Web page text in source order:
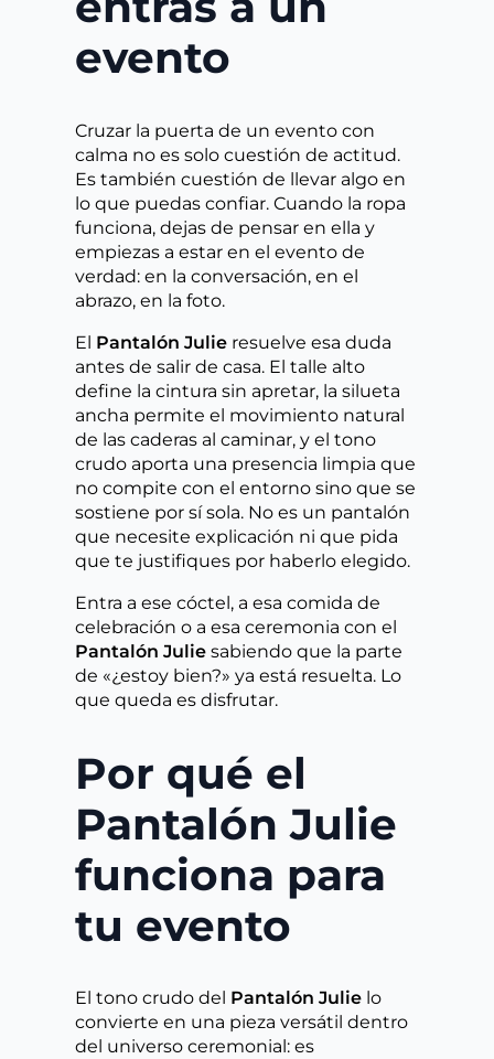
evento
Cruzar la puerta de un evento con
calma no es solo cuestión de actitud.
Es también cuestión de llevar algo en
lo que puedas confiar. Cuando la ropa
funciona, dejas de pensar en ella y
empiezas a estar en el evento de
verdad: en la conversación, en el
abrazo, en la foto.
El Pantalón Julie resuelve esa duda
antes de salir de casa. El talle alto
define la cintura sin apretar, la silueta
ancha permite el movimiento natural
de las caderas al caminar, y el tono
crudo aporta una presencia limpia que
no compite con el entorno sino que se
sostiene por sí sola. No es un pantalón
que necesite explicación ni que pida
que te justifiques por haberlo elegido.
Entra a ese cóctel, a esa comida de
celebración o a esa ceremonia con el
Pantalón Julie sabiendo que la parte
de «¿estoy bien?» ya está resuelta. Lo
que queda es disfrutar.
Por qué el
Pantalón Julie
funciona para
tu evento
El tono crudo del Pantalón Julie lo
convierte en una pieza versátil dentro
del universo ceremonial: es